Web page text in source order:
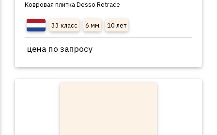
Ковровая плитка Desso Retrace
33 класс 6 мм 10 лет
цена по запросу